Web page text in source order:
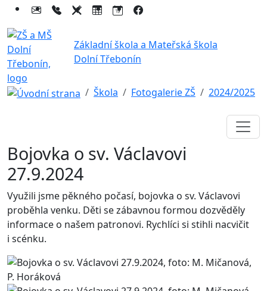
Základní škola a Mateřská škola
Dolní Třebonín
Škola Fotogalerie ZŠ 2024/2025
Bojovka o sv. Václavovi
27.9.2024
Využili jsme pěkného počasí, bojovka o sv. Václavovi
proběhla venku. Děti se zábavnou formou dozvěděly
informace o našem patronovi. Rychlíci si stihli nacvičit
i scénku.